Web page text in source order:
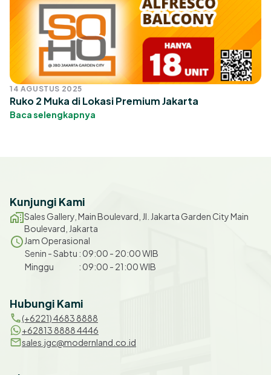
14 AGUSTUS 2025
Ruko 2 Muka di Lokasi Premium Jakarta
Baca selengkapnya
Kunjungi Kami
Sales Gallery, Main Boulevard, Jl. Jakarta Garden City Main
Boulevard, Jakarta
Jam Operasional
Senin -Sabtu :09:00 - 20:00WIB
Minggu
:09:00 - 21:00WIB
Hubungi Kami
(+6221) 4683 8888
+62813 8888 4446
sales.jgc@modernland.co.id